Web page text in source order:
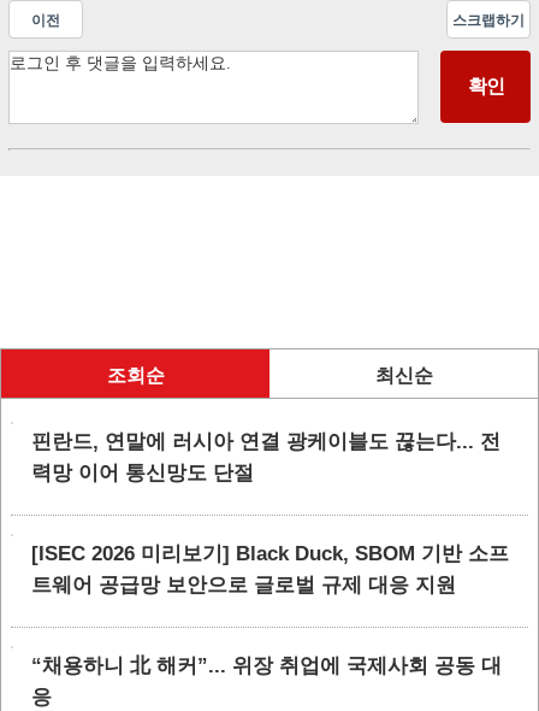
이전 스크랩하기
조회순 최신순
핀란드, 연말에 러시아 연결 광케이블도 끊는다... 전
력망 이어 통신망도 단절
[ISEC 2026 미리보기] Black Duck, SBOM 기반 소프
트웨어 공급망 보안으로 글로벌 규제 대응 지원
“채용하니 北 해커”... 위장 취업에 국제사회 공동 대
응